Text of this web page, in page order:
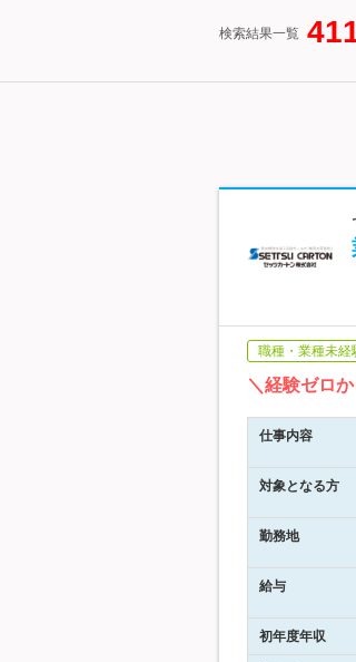
検索結果一覧
職種・業種未経
＼経験ゼロ
仕事内容
対象となる方
勤務地
給与
初年度年収